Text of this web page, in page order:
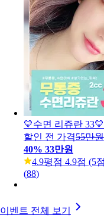
할인 전 가격 48만 4
43%27만 5천원
4.7평점 4.7점 (5
19)
리쥬란힐러 손주
18만원
5.0평점 5.0점 (5
)